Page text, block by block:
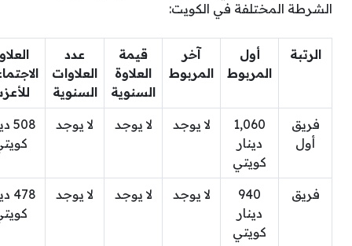
الشرطة المختلفة في الكويت:
الرتبة
أول
المربوط
آخر
المربوط
قيمة
العلاوة
السنوية
عدد
العلاوات
السنوية
فريق
أول
1,060
دينار
كويتي
لا يوجد لا يوجد لا يوجد
فريق
940
دينار
كويتي
لا يوجد لا يوجد لا يوجد